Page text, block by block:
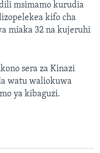
msimamo kurudia
kifo cha
miaka 32 na kujeruhi
sera za Kinazi
watu waliokuwa
ya kibaguzi.